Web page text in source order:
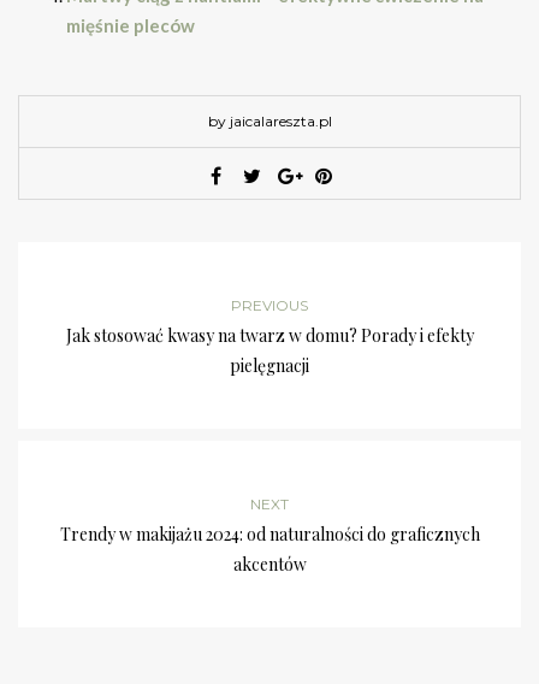
mięśnie pleców
by jaicalareszta.pl
PREVIOUS
Jak stosować kwasy na twarz w domu? Porady i efekty
pielęgnacji
NEXT
Trendy w makijażu 2024: od naturalności do graficznych
akcentów